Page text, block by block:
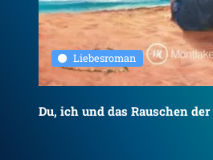
Liebesroman
Du, ich und das Rauschen